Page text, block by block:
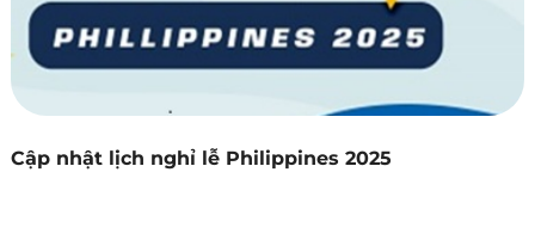
Cập nhật lịch nghỉ lễ Philippines 2025